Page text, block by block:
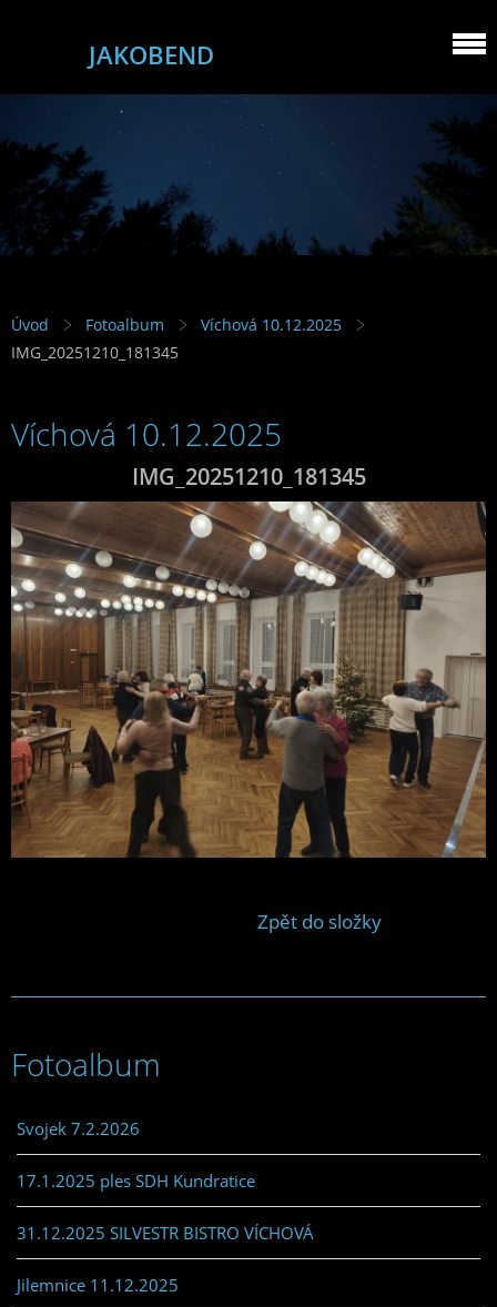
JAKOBEND
Úvod Fotoalbum
Víchová 10.12.2025
IMG_20251210_181345
Víchová 10.12.2025
IMG_20251210_181345
Zpět do složky
Fotoalbum
Svojek 7.2.2026
17.1.2025 ples SDH Kundratice
31.12.2025 SILVESTR BISTRO VÍCHOVÁ
Jilemnice 11.12.2025